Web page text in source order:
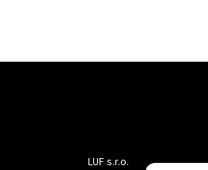
LUF s.r.o.